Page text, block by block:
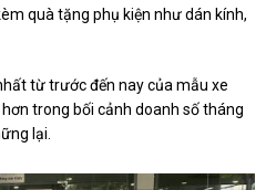
quà tặng phụ kiện như dán kính,
từ trước đến nay của mẫu xe
trong bối cảnh doanh số tháng
lại.